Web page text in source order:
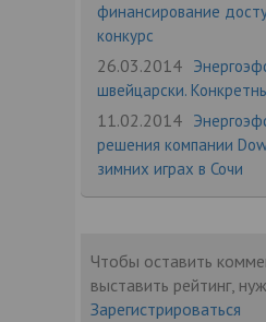
финансирование
конкурс
26.03.2014
швейцарски.
11.02.2014
решения компании
зимних играх в Сочи
Чтобы оставить
выставить рейтинг,
Зарегистрироваться